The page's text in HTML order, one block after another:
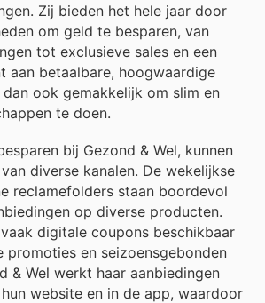
Zij bieden het hele jaar door
om geld te besparen, van
tot exclusieve sales en een
aan betaalbare, hoogwaardige
ook gemakkelijk om slim en
te doen.
bij Gezond & Wel, kunnen
diverse kanalen. De wekelijkse
reclamefolders staan boordevol
op diverse producten.
digitale coupons beschikbaar
promoties en seizoensgebonden
& Wel werkt haar aanbiedingen
website en in de app, waardoor